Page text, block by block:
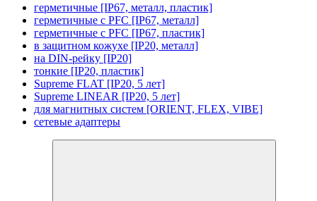
герметичные [IP67, металл, пластик]
герметичные с PFC [IP67, металл]
герметичные с PFC [IP67, пластик]
в защитном кожухе [IP20, металл]
на DIN-рейку [IP20]
тонкие [IP20, пластик]
Supreme FLAT [IP20, 5 лет]
Supreme LINEAR [IP20, 5 лет]
для магнитных систем [ORIENT, FLEX, VIBE]
сетевые адаптеры